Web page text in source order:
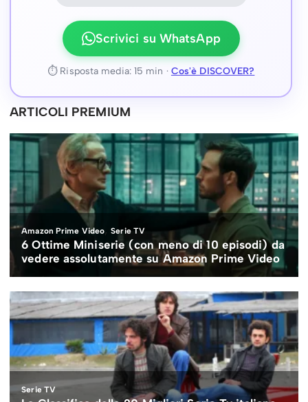
Scrivici su WhatsApp
⏱ Risposta media: 15 min · Cos'è DISCOVER?
ARTICOLI PREMIUM